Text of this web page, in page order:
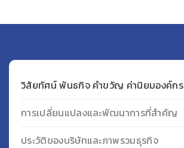
วิสัยทัศน์ พันธกิจ คำขวัญ ค่านิยมองค์กร
การเปลี่ยนแปลงและพัฒนาการที่สำคัญ
ประวัติของบริษัทและภาพรวมธุรกิจ